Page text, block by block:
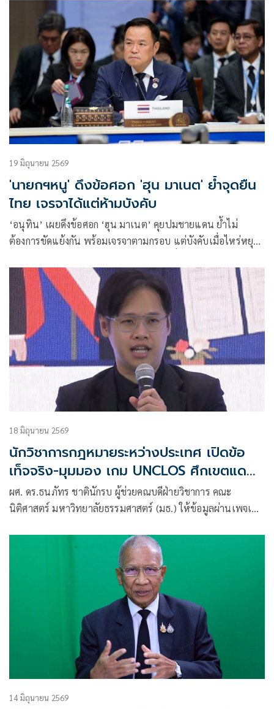
19 มิถุนายน 2569
'นายกฯหนู' ดึงข้อศอก 'ฮุน มาเนต' ย้ำจุดยืน
ไทย เจรจาได้แต่ห้ามบังคับ
‘อนุทิน’ เผยดึงข้อศอก ‘ฮุน มาเนต’ คุยปมชายแดน ย้ำไม่
ต้องการขัดแย้งกัน พร้อมเจรจาตามกรอบ แต่บังคับเมื่อไหร่หยุด
18 มิถุนายน 2569
นักวิชาการกฎหมายระหว่างประเทศ เปิดข้อ
เท็จจริง-มุมมอง เกม UNCLOS ศึกเขตแดน
ทางทะเลไทย-กัมพูชา
ผศ. ดร.ธนภัทร ชาตินักรบ ผู้ช่วยคณบดีฝ่ายวิชาการ คณะ
นิติศาสตร์ มหาวิทยาลัยธรรมศาสตร์ (มธ.) ให้ข้อมูลผ่านเพจเฟ
กฎหมายระหว่างประเทศ” ระบุว่า คณะรัฐมนตรีตั้งหัวหน้าและ
รองหัวหน้าคณะเจรจาและผู้ประนอมฝ่ายไทย เพื่อเข้าร่วม
กระบวนการประนอมภาคบังคับภายใต้ UNCLOS เมื่อวันที่ 16
มิถุนายน 2569 ที่ประชุมคณะรัฐมนตรีมีมติที่น่าสนใจเกี่ยวกับ
การตั้งหัวหน้าและรองหัวหน้าคณะเจรจาฝ่ายไทย รวมถึงผู้
ประนอมฝ่ายไทย 2 ท่าน เพื่อเข้าร่วมกระบวนการประนอมภาค
บังคับภายใต้ UNCLOS ซึ่งกัมพูชาได้ยื่นไว้ตั้งแต่เมื่อวันที่ 2
มิถุนายน 2569 โดยมีรายละเอียดโดยสรุปดังนี้
14 มิถุนายน 2569